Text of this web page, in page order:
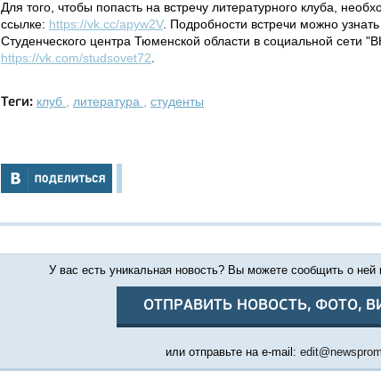
Для того, чтобы попасть на встречу литературного клуба,
ссылке: https://vk.cc/apyw2V. Подробности встречи можно
Студенческого центра Тюменской области в социальной сети
https://vk.com/studsovet72
Теги: клуб литература студенты
У вас есть уникальная новость? Вы можете сообщить о ней
ОТПРАВИТЬ НОВОСТЬ, ФОТО,
или отправьте на e-mail: